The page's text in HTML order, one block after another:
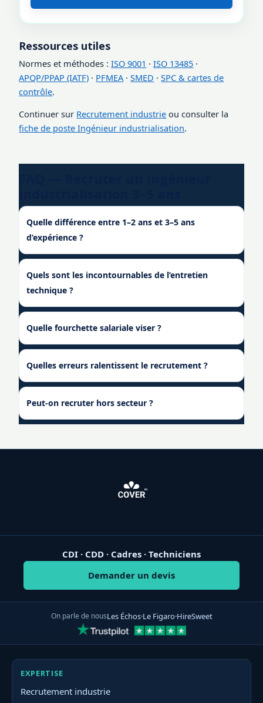
Ressources utiles
Normes et méthodes :ISO 9001 ·ISO 13485 ·
APQP/PPAP (IATF) · PFMEA ·SMED ·SPC & cartes de
contrôle.
Continuer sur Recrutement industrie ou consulter la
fiche de poste Ingénieur industrialisation.
Quelle différence entre 1–2 ans et 3–5 ans
d’expérience ?
Quels sont les incontournables de l’entretien
technique ?
Quelle fourchette salariale viser ?
Quelles erreurs ralentissent le recrutement ?
Peut-on recruter hors secteur ?
CDI · CDD · Cadres · Techniciens
Demander un devis
On parle de nousLes Échos·Le Figaro·HireSweet
EXPERTISE
Recrutement industrie